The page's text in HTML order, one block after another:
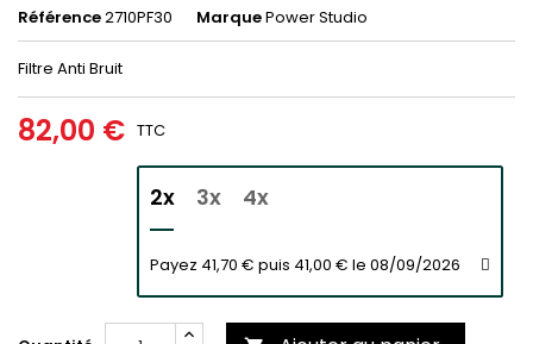
Référence2710PF30 MarquePower Studio
Filtre Anti Bruit
82,00 € TTC
2x 3x 4x
Payez 41,70 € puis 41,00 € le 08/09/2026